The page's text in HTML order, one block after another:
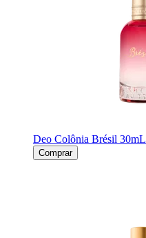
Deo Colônia Brésil 30mL
Comprar